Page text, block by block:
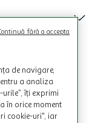
de navigare,
a analiza
urile”, îți exprimi
în orice moment
cookie-uri", iar
fără a accepta